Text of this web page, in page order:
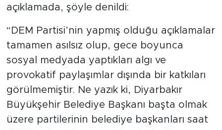
açıklamada, şöyle denildi:
“DEM Partisi’nin yapmış olduğu açıklamalar
tamamen asılsız olup, gece boyunca
sosyal medyada yaptıkları algı ve
provokatif paylaşımlar dışında bir katkıları
görülmemiştir. Ne yazık ki, Diyarbakır
Büyükşehir Belediye Başkanı başta olmak
üzere partilerinin belediye başkanları saat